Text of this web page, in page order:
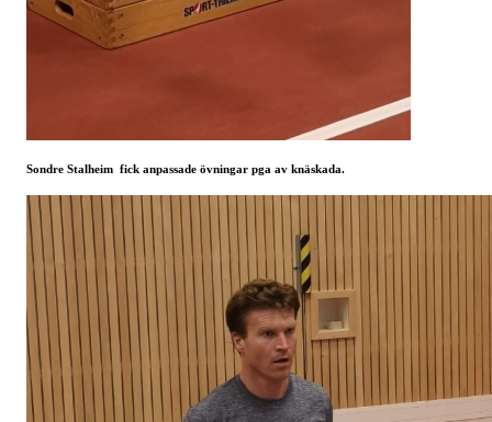
Sondre Stalheim fick anpassade övningar pga av knäskada.